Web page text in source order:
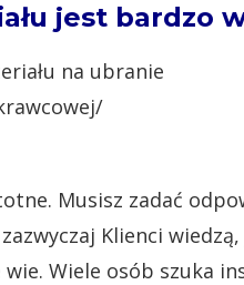
jest bardzo
Musisz zadać
Klienci
Wiele osób szuka